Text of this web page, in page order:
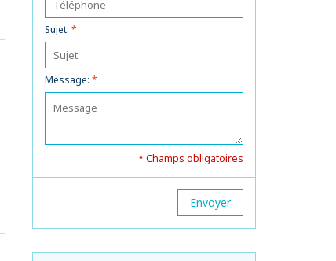
Sujet: *
Message: *
* Champs obligatoires
Envoyer